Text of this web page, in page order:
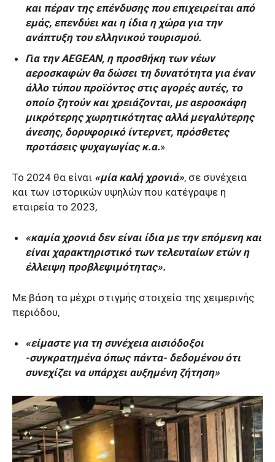
και πέραν της επένδυσης που επιχειρείται από
εμάς, επενδύει και η ίδια η χώρα για την
ανάπτυξη του ελληνικού τουρισμού.
Για την AEGEAN, η προσθήκη των νέων
αεροσκαφών θα δώσει τη δυνατότητα για έναν
άλλο τύπου προϊόντος στις αγορές αυτές, το
οποίο ζητούν και χρειάζονται, με αεροσκάφη
μικρότερης χωρητικότητας αλλά μεγαλύτερης
άνεσης, δορυφορικό ίντερνετ, πρόσθετες
προτάσεις ψυχαγωγίας κ.α.».
Το 2024 θα είναι «μία καλή χρονιά», σε συνέχεια
και των ιστορικών υψηλών που κατέγραψε η
εταιρεία το 2023,
«καμία χρονιά δεν είναι ίδια με την επόμενη και
είναι χαρακτηριστικό των τελευταίων ετών η
έλλειψη προβλεψιμότητας».
Με βάση τα μέχρι στιγμής στοιχεία της χειμερινής
περιόδου,
«είμαστε για τη συνέχεια αισιόδοξοι
-συγκρατημένα όπως πάντα- δεδομένου ότι
συνεχίζει να υπάρχει αυξημένη ζήτηση»